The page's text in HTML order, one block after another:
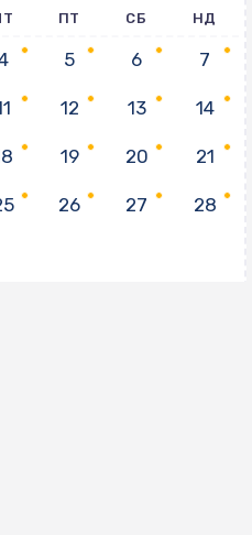
ПТ СБ НД
5 6 7
12 13 14
19 20 21
26 27 28